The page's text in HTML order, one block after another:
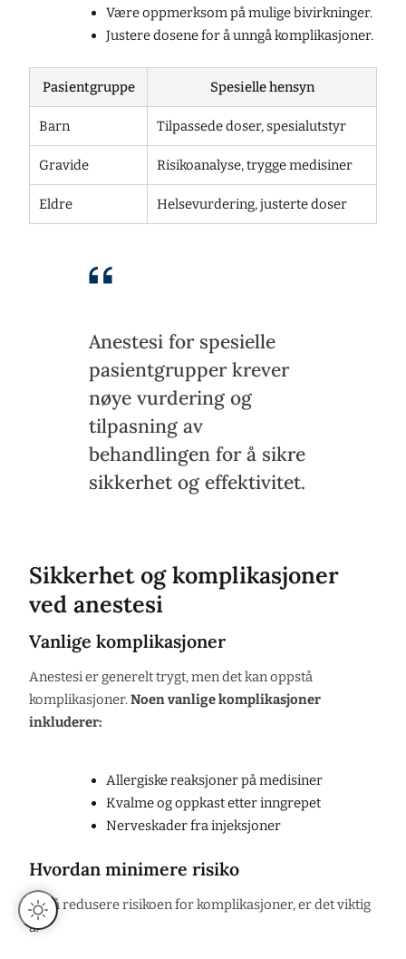
Være oppmerksom på mulige bivirkninger.
Justere dosene for å unngå komplikasjoner.
Pasientgruppe Spesielle hensyn
Barn Tilpassede doser, spesialutstyr
Gravide Risikoanalyse, trygge medisiner
Eldre Helsevurdering, justerte doser
Anestesi for spesielle
pasientgrupper krever
nøye vurdering og
tilpasning av
behandlingen for å sikre
sikkerhet og effektivitet.
Sikkerhet og komplikasjoner
ved anestesi
Vanlige komplikasjoner
Anestesi er generelt trygt, men det kan oppstå
komplikasjoner.Noen vanlige komplikasjoner
inkluderer:
Allergiske reaksjoner på medisiner
Kvalme og oppkast etter inngrepet
Nerveskader fra injeksjoner
Hvordan minimere risiko
For å redusere risikoen for komplikasjoner, er det viktig
å: